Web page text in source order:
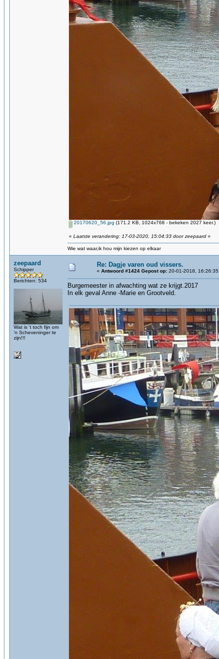
20170620_56.jpg (171.2 KB, 1024x768 - bekeken 2027 keer.)
« Laatste verandering: 17-03-2020, 15:04:33 door zeepaard »
Wie wat waar,ik hou mijn kiezen op elkaar
zeepaard
Schipper
Berichten: 534
Wat is 't toch fijn om
'n Scheveninger te
zijn!!!
Re: Dagje varen oud vissers.
« Antwoord #1424 Gepost op: 20-01-2018,
Burgemeester in afwachting wat ze krijgt.2017
In elk geval Anne -Marie en Grootveld.